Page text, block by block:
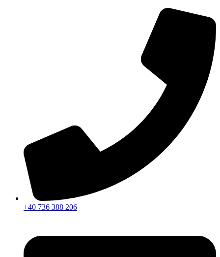
+40 736 388 206